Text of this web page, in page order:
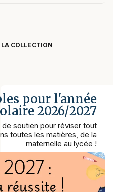
COLLECTION
pour l'année
2026/2027
soutien pour réviser tout
toutes les matières, de la
maternelle au lycée !